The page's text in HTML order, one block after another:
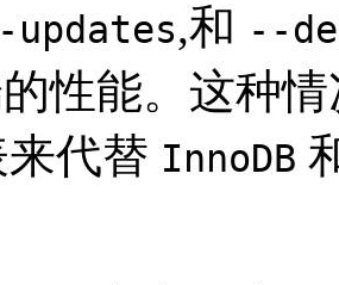
,和 --
性能。这种
代替 InnoDB